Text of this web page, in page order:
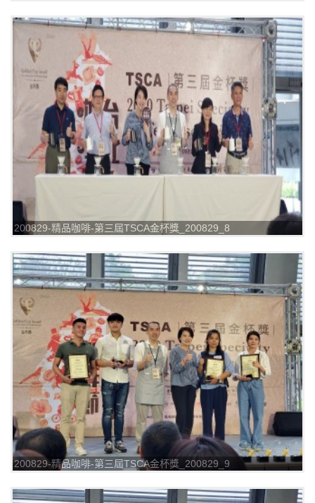
200829-精品咖啡-第三屆TSCA金杯獎_200829_8
200829-精品咖啡-第三屆TSCA金杯獎_200829_9